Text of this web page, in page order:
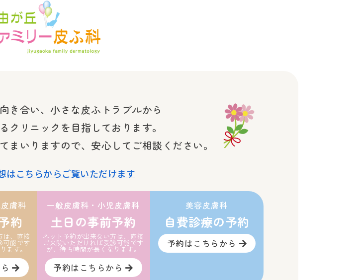
き合い、小さな皮ふトラブルから
クリニックを目指しております。
まいりますので、安心してご相談ください。
はこちらからご覧いただけます
膚科
約
は、直接
可能です
ます。
一般皮膚科・小児皮膚科
土日の事前予約
ネット予約が出来ない方は、直接
ご来院いただければ受診可能です
が、待ち時間が長くなります。
予約はこちらから
美容皮膚科
自費診療の予約
予約はこちらから